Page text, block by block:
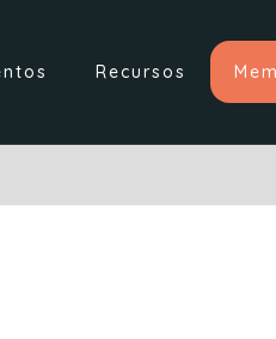
Recursos